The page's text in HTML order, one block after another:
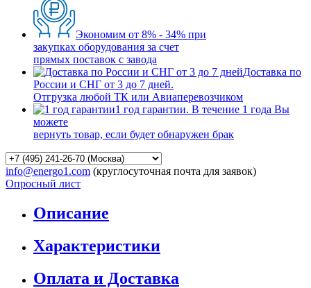
Экономим от 8% - 34% при
закупках оборудования за счет
прямых поставок с завода
Доставка по
России и СНГ от 3 до 7 дней.
Отгрузка любой ТК или Авиаперевозчиком
1 год гарантии. В течение 1 года Вы
можете
вернуть товар, если будет обнаружен брак
info@energo1.com (круглосуточная почта для заявок)
Опросный лист
Описание
Характеристики
Оплата и Доставка